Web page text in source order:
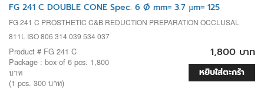
FG 241 C DOUBLE CONE Spec. 6 Ø mm= 3.7 µm= 125
FG 241 C PROSTHETIC C&B REDUCTION PREPARATION OCCLUSAL
811L ISO 806 314 039 534 037
Product # FG 241 C
Package : box of 6 pcs. 1,800
บาท
(1 pcs. 300 บาท)
1,800 บาท
หยิบใส่ตะกร้า